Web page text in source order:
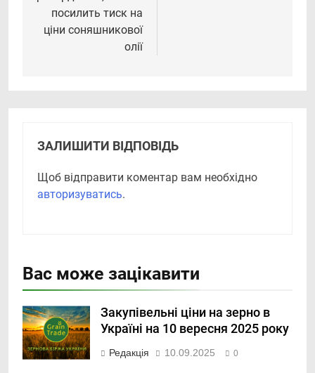
посилить тиск на
ціни соняшникової
олії
ЗАЛИШИТИ ВІДПОВІДЬ
Щоб відправити коментар вам необхідно
авторизуватись.
Вас може зацікавити
Закупівельні ціни на зерно в
Україні на 10 вересня 2025 року
Редакція 10.09.2025 0